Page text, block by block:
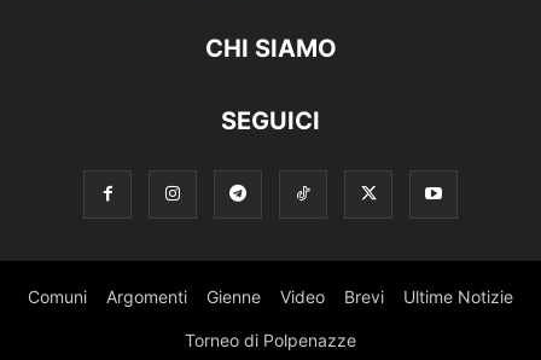
CHI SIAMO
SEGUICI
Comuni Argomenti Gienne Video Brevi Ultime Notizie
Torneo di Polpenazze